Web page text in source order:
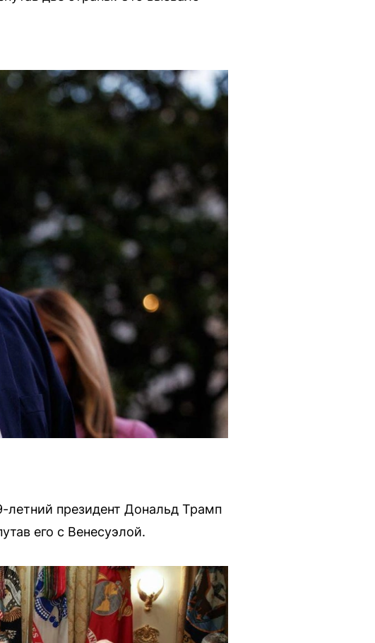
летний президент Дональд Трамп
его с Венесуэлой.